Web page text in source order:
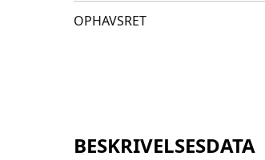
OPHAVSRET
BESKRIVELSESDATA